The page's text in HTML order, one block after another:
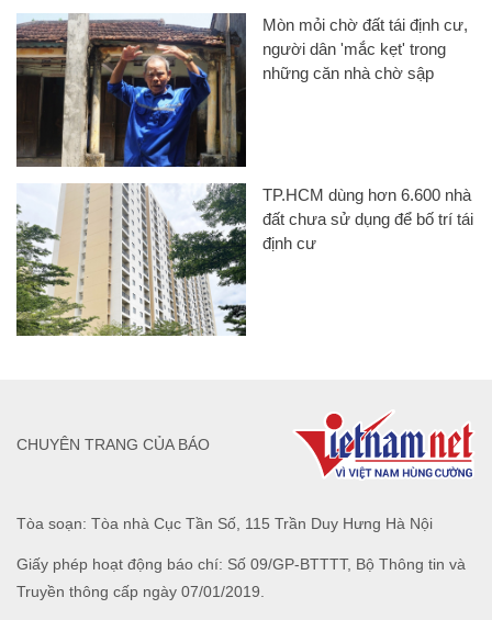
Mòn mỏi chờ đất tái định cư,
người dân 'mắc kẹt' trong
những căn nhà chờ sập
TP.HCM dùng hơn 6.600 nhà
đất chưa sử dụng để bố trí tái
định cư
Tòa soạn: Tòa nhà Cục Tần Số, 115 Trần Duy Hưng Hà Nội
Giấy phép hoạt động báo chí: Số 09/GP-BTTTT, Bộ Thông tin và
Truyền thông cấp ngày 07/01/2019.
CHUYÊN TRANG CỦA BÁO